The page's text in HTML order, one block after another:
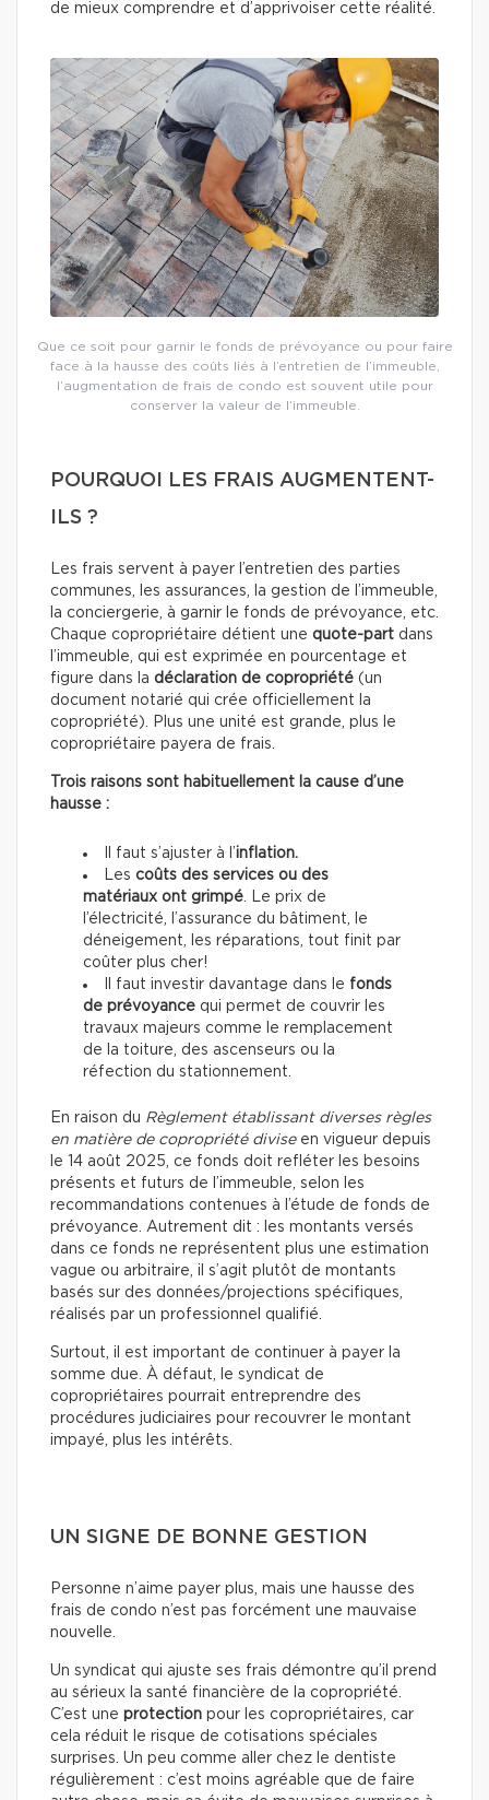
de mieux comprendre et d’apprivoiser cette réalité.
Que ce soit pour garnir le fonds de prévoyance ou pour faire
face à la hausse des coûts liés à l’entretien de l’immeuble,
l’augmentation de frais de condo est souvent utile pour
conserver la valeur de l’immeuble.
POURQUOI LES FRAIS AUGMENTENT-
ILS ?
Les frais servent à payer l’entretien des parties
communes, les assurances, la gestion de l’immeuble,
la conciergerie, à garnir le fonds de prévoyance, etc.
Chaque copropriétaire détient une quote-part dans
l’immeuble, qui est exprimée en pourcentage et
figure dans la déclaration de copropriété (un
document notarié qui crée officiellement la
copropriété). Plus une unité est grande, plus le
copropriétaire payera de frais.
Trois raisons sont habituellement la cause d’une
hausse :
Il faut s’ajuster à l’inflation.
Les coûts des services ou des
matériaux ont grimpé. Le prix de
l’électricité, l’assurance du bâtiment, le
déneigement, les réparations, tout finit par
coûter plus cher!
Il faut investir davantage dans le fonds
de prévoyance qui permet de couvrir les
travaux majeurs comme le remplacement
de la toiture, des ascenseurs ou la
réfection du stationnement.
En raison du Règlement établissant diverses règles
en matière de copropriété diviseen vigueur depuis
le 14 août 2025, ce fonds doit refléter les besoins
présents et futurs de l’immeuble, selon les
recommandations contenues à l’étude de fonds de
prévoyance. Autrement dit : les montants versés
dans ce fonds ne représentent plus une estimation
vague ou arbitraire, il s’agit plutôt de montants
basés sur des données/projections spécifiques,
réalisés par un professionnel qualifié.
Surtout, il est important de continuer à payer la
somme due. À défaut, le syndicat de
copropriétaires pourrait entreprendre des
procédures judiciaires pour recouvrer le montant
impayé, plus les intérêts.
UN SIGNE DE BONNE GESTION
Personne n’aime payer plus, mais une hausse des
frais de condo n’est pas forcément une mauvaise
nouvelle.
Un syndicat qui ajuste ses frais démontre qu’il prend
au sérieux la santé financière de la copropriété.
C’est une protection pour les copropriétaires, car
cela réduit le risque de cotisations spéciales
surprises. Un peu comme aller chez le dentiste
régulièrement : c’est moins agréable que de faire